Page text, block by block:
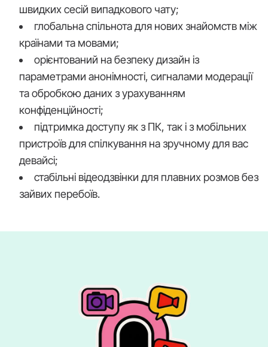
швидких сесій випадкового чату;
глобальна спільнота для нових знайомств між
країнами та мовами;
орієнтований на безпеку дизайн із
параметрами анонімності, сигналами модерації
та обробкою даних з урахуванням
конфіденційності;
підтримка доступу як з ПК, так і з мобільних
пристроїв для спілкування на зручному для вас
девайсі;
стабільні відеодзвінки для плавних розмов без
зайвих перебоїв.